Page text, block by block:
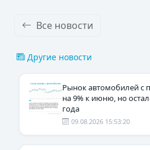
Все новости
Другие новости
Рынок автомобилей с
на 9% к июню, но
года
09.08.2026 15:53:20